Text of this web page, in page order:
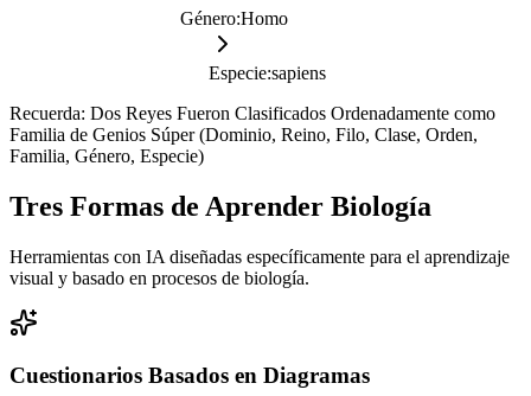
Género:Homo
Especie:sapiens
Recuerda: Dos Reyes Fueron Clasificados Ordenadamente como
Familia de Genios Súper (Dominio, Reino, Filo, Clase, Orden,
Familia, Género, Especie)
Tres Formas de Aprender Biología
Herramientas con IA diseñadas específicamente para el aprendizaje
visual y basado en procesos de biología.
Cuestionarios Basados en Diagramas